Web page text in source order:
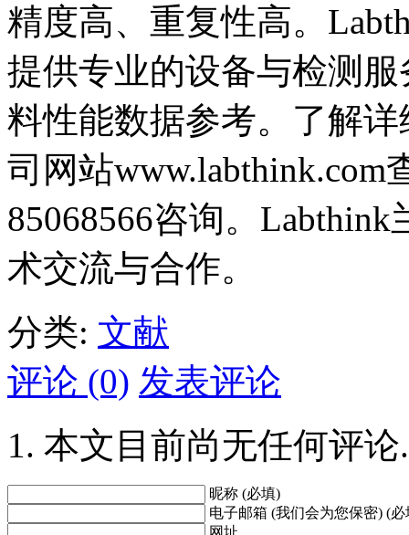
精度高、重复性高。
提供专业的设备与检测
料性能数据参考。了解
司网站www.labthink.com
85068566咨询。
术交流与合作。
分类: 文献
评论 (0) 发表评论
本文目前尚无任何评论.
昵称 (必填)
电子邮箱 (我们会为您保密) (必
网址